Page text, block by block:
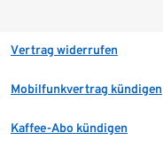
Vertrag widerrufen
Mobilfunkvertrag kündigen
Kaffee-Abo kündigen